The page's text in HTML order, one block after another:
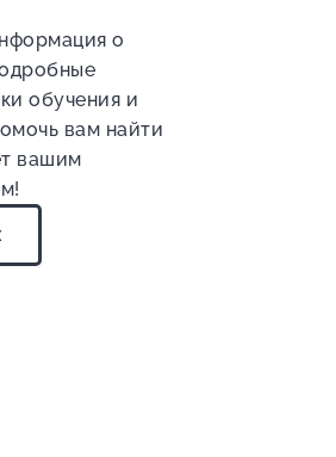
о
обучения и
вам найти
вашим